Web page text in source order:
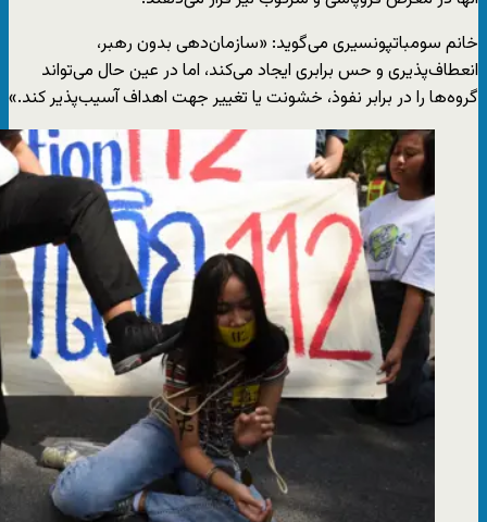
خانم سومباتپونسیری می‌گوید: «سازمان‌دهی بدون رهبر،
انعطاف‌پذیری و حس برابری ایجاد می‌کند، اما در عین حال می‌تواند
گروه‌ها را در برابر نفوذ، خشونت یا تغییر جهت اهداف آسیب‌پذیر کند.»